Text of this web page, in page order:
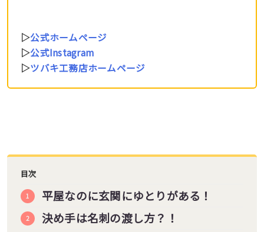
▷公式ホームページ
▷公式Instagram
▷ツバキ工務店ホームページ
目次
平屋なのに玄関にゆとりがある！
決め手は名刺の渡し方？！